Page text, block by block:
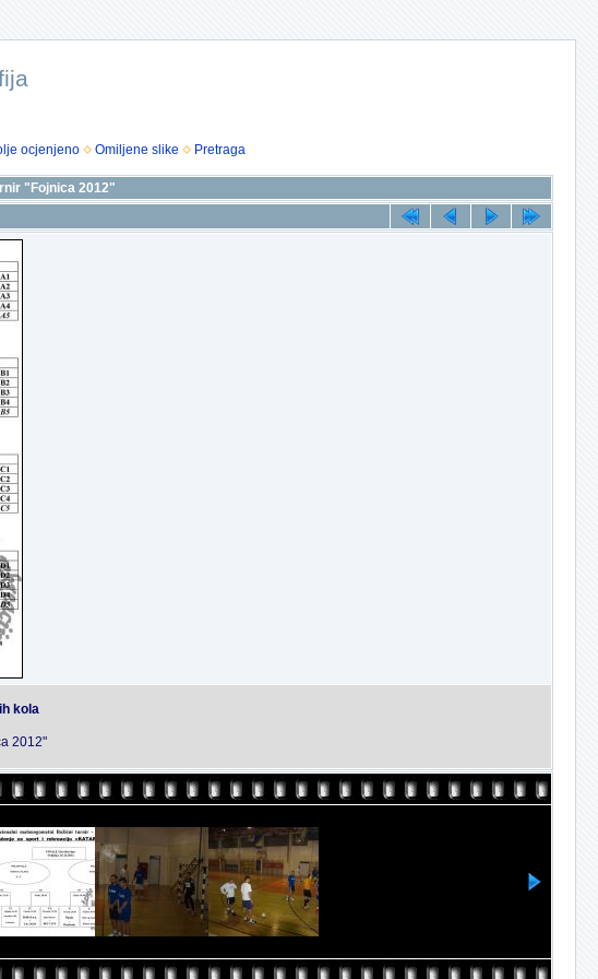
ocjenjeno Omiljene slike Pretraga
"Fojnica 2012"
kola
2012"